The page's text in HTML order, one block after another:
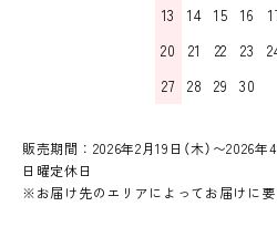
13
14 15 16
20
21 22 23
27
28 29 30
販売期間：2026年2月19日（木）〜2026年
日曜定休日
※お届け先のエリアによってお届けに要